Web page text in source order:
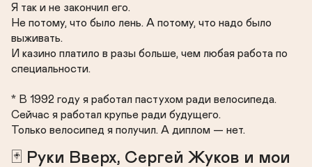
Я так и не закончил его.
Не потому, что было лень. А потому, что надо было
выживать.
И казино платило в разы больше, чем любая работа по
специальности.
* В 1992 году я работал пастухом ради велосипеда.
Сейчас я работал крупье ради будущего.
Только велосипед я получил. А диплом — нет.
🃏 Руки Вверх, Сергей Жуков и мои